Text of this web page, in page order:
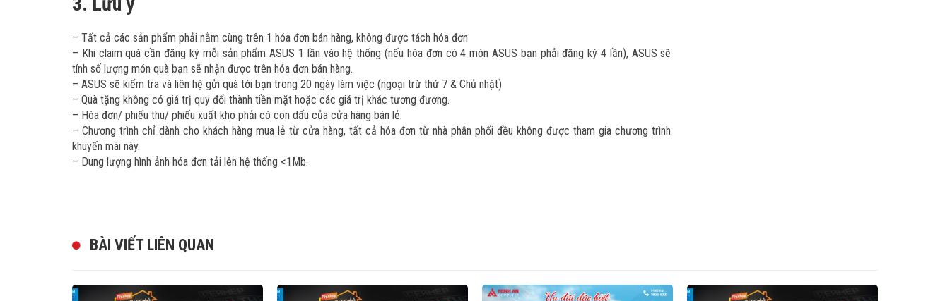
– Tất cả các sản phẩm phải nằm cùng trên 1 hóa đơn bán hàng, không được tách hóa đơn
– Khi claim quà cần đăng ký mỗi sản phẩm ASUS 1 lần vào hệ thống (nếu hóa đơn có 4 món ASUS bạn phải đăng ký 4 lần), ASUS sẽ
tính số lượng món quà bạn sẽ nhận được trên hóa đơn bán hàng.
– ASUS sẽ kiểm tra và liên hệ gửi quà tới bạn trong 20 ngày làm việc (ngoại trừ thứ 7 & Chủ nhật)
– Quà tặng không có giá trị quy đổi thành tiền mặt hoặc các giá trị khác tương đương.
– Hóa đơn/ phiếu thu/ phiếu xuất kho phải có con dấu của cửa hàng bán lẻ.
– Chương trình chỉ dành cho khách hàng mua lẻ từ cửa hàng, tất cả hóa đơn từ nhà phân phối đều không được tham gia chương trình
khuyến mãi này.
– Dung lượng hình ảnh hóa đơn tải lên hệ thống <1Mb.
BÀI VIẾT LIÊN QUAN